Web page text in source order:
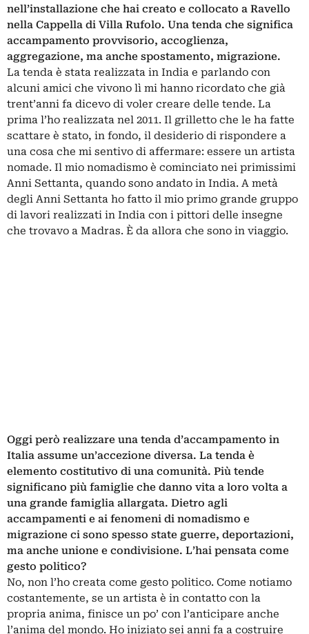
nell’installazione che hai creato e collocato a Ravello
nella Cappella di Villa Rufolo. Una tenda che significa
accampamento provvisorio, accoglienza,
aggregazione, ma anche spostamento, migrazione.
La tenda è stata realizzata in India e parlando con
alcuni amici che vivono lì mi hanno ricordato che già
trent’anni fa dicevo di voler creare delle tende. La
prima l’ho realizzata nel 2011. Il grilletto che le ha fatte
scattare è stato, in fondo, il desiderio di rispondere a
una cosa che mi sentivo di affermare: essere un artista
nomade. Il mio nomadismo è cominciato nei primissimi
Anni Settanta, quando sono andato in India. A metà
degli Anni Settanta ho fatto il mio primo grande gruppo
di lavori realizzati in India con i pittori delle insegne
che trovavo a Madras. È da allora che sono in viaggio.
Oggi però realizzare una tenda d’accampamento in
Italia assume un’accezione diversa. La tenda è
elemento costitutivo di una comunità. Più tende
significano più famiglie che danno vita a loro volta a
una grande famiglia allargata. Dietro agli
accampamenti e ai fenomeni di nomadismo e
migrazione ci sono spesso state guerre, deportazioni,
ma anche unione e condivisione. L’hai pensata come
gesto politico?
No, non l’ho creata come gesto politico. Come notiamo
costantemente, se un artista è in contatto con la
propria anima, finisce un po’ con l’anticipare anche
l’anima del mondo. Ho iniziato sei anni fa a costruire